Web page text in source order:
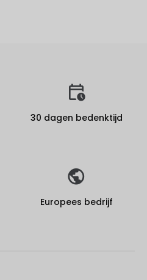
30 dagen bedenktijd
Europees bedrijf